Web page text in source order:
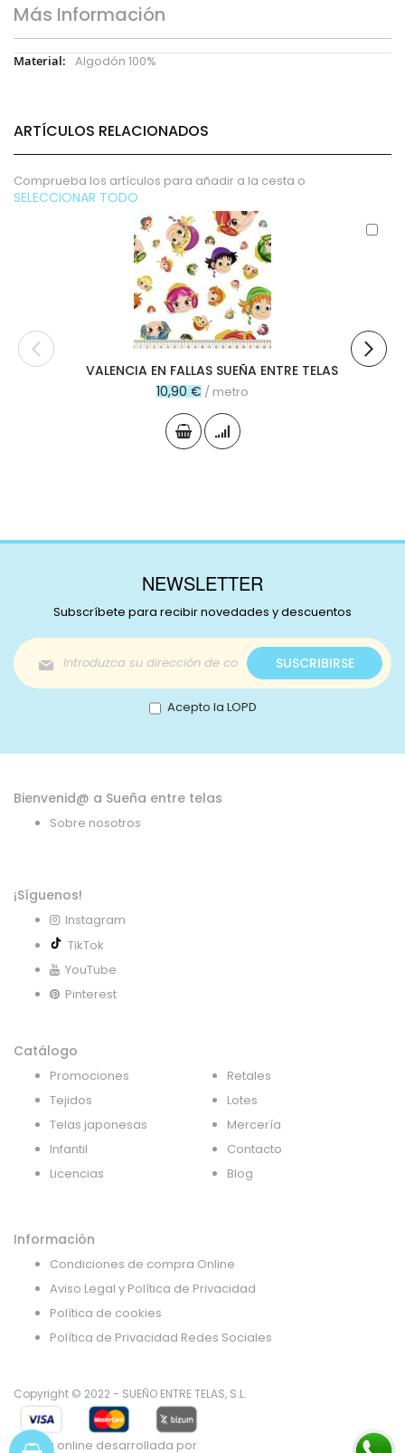
Más Información
Más
Algodón 100%
ARTÍCULOS RELACIONADOS
Comprueba los artículos para añadir a la cesta o
SELECCIONAR TODO
VALENCIA EN FALLAS SUEÑA ENTRE TELAS
10,90 € / metro
NEWSLETTER
Subscríbete para recibir novedades y descuentos
Inscríbase
a
nuestro
boletín
de
SUSCRIBIRSE
Acepto la LOPD
Bienvenid@ a Sueña entre telas
Sobre nosotros
¡Síguenos!
Instagram
TikTok
YouTube
Pinterest
Catálogo
Promociones
Tejidos
Telas japonesas
Infantil
Licencias
Retales
Lotes
Mercería
Contacto
Blog
Información
Condiciones de compra Online
Aviso Legal y Política de Privacidad
Política de cookies
Política de Privacidad Redes Sociales
Copyright © 2022 - SUEÑO ENTRE TELAS, S.L.
Tienda online desarrollada por